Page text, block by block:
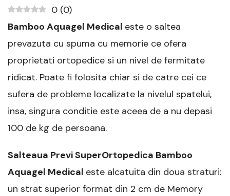
0 (0)
Bamboo Aquagel Medical este o saltea
prevazuta cu spuma cu memorie ce ofera
proprietati ortopedice si un nivel de fermitate
ridicat. Poate fi folosita chiar si de catre cei ce
sufera de probleme localizate la nivelul spatelui,
insa, singura conditie este aceea de a nu depasi
100 de kg de persoana.
Salteaua Previ SuperOrtopedica Bamboo
Aquagel Medical este alcatuita din doua straturi:
un strat superior format din 2 cm de Memory